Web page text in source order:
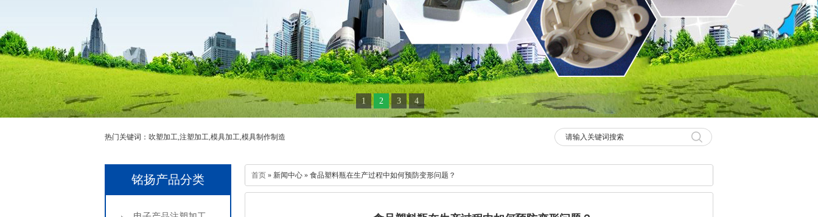
1 2 3 4
热门关键词：吹塑加工,注塑加工,模具加工,模具制作制造
铭扬产品分类 首页 » 新闻中心 » 食品塑料瓶在生产过程中如何预防变形问题？